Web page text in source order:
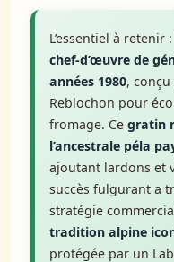
L’essentiel à
chef-d’œuvre de
années 1980,
Reblochon pour
fromage. Ce gratin
l’ancestrale péla
ajoutant lardons et
succès fulgurant a
stratégie
tradition alpine
protégée par un